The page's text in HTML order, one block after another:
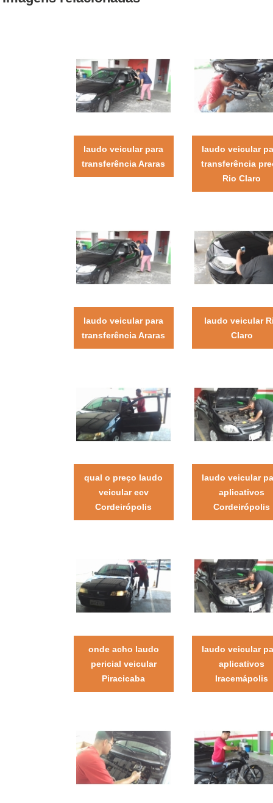
laudo veicular para
transferência Araras
laudo veicular
transferência
Rio Claro
laudo veicular para
transferência Araras
laudo veicular
Claro
qual o preço laudo
veicular ecv
Cordeirópolis
laudo veicular
aplicativos
Cordeirópolis
onde acho laudo
pericial veicular
Piracicaba
laudo veicular
aplicativos
Iracemápolis